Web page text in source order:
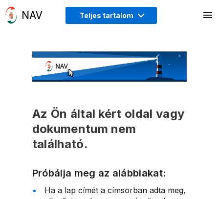
Teljes tartalom
Az Ön által kért oldal vagy
dokumentum nem
található.
Próbálja meg az alábbiakat:
Ha a lap címét a címsorban adta meg,